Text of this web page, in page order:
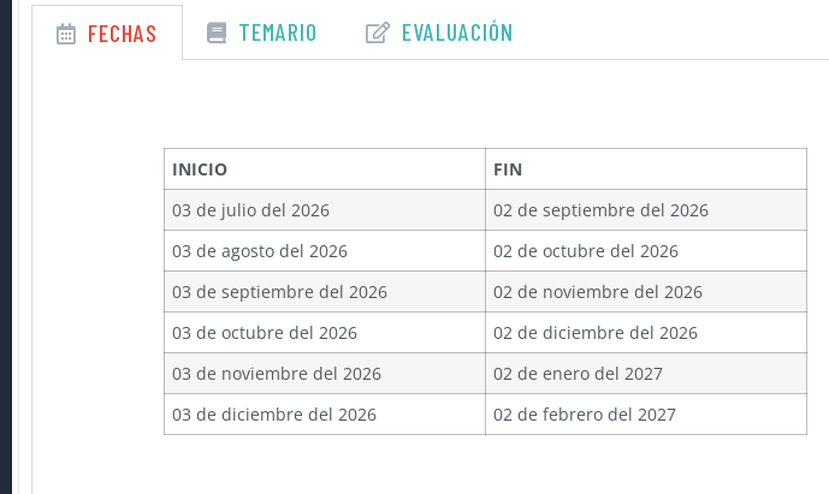
FECHAS TEMARIO EVALUACIÓN
INICIO
FIN
03 de julio del 2026
02 de septiembre del 2026
03 de agosto del 2026
02 de octubre del 2026
03 de septiembre del 2026
02 de noviembre del 2026
03 de octubre del 2026
02 de diciembre del 2026
03 de noviembre del 2026
02 de enero del 2027
03 de diciembre del 2026
02 de febrero del 2027